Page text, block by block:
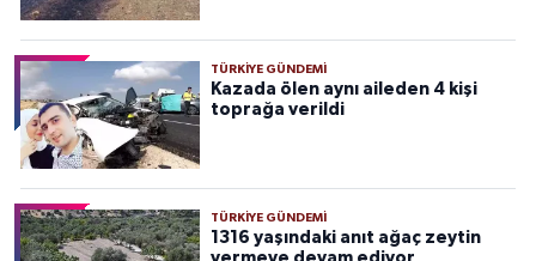
TÜRKIYE GÜNDEMI
Kazada ölen aynı aileden 4 kişi
toprağa verildi
TÜRKIYE GÜNDEMI
1316 yaşındaki anıt ağaç zeytin